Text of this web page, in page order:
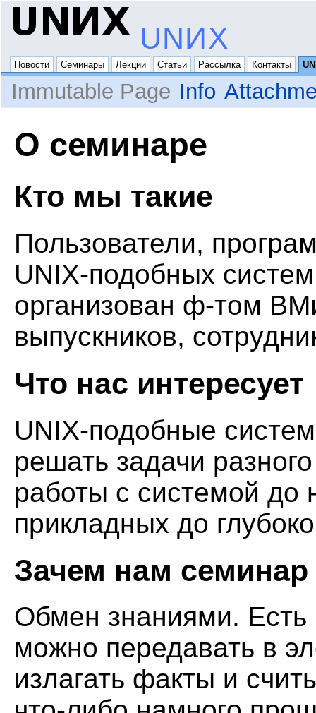
UNИX
Новости Семинары Лекции Статьи Рассылка Контакты
Immutable Page Info
О семинаре
Кто мы такие
Пользователи,
UNIX-подобных
организован ф-том
выпускников,
Что нас интересует
UNIX-подобные
решать задачи
работы с системой до
прикладных до
Зачем нам семинар
Обмен знаниями.
можно передавать в
излагать факты и